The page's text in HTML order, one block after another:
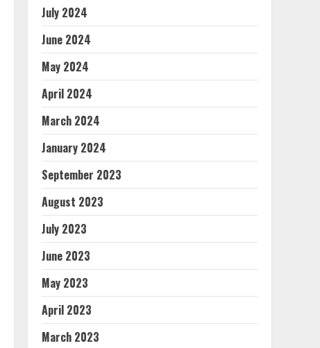
July 2024
June 2024
May 2024
April 2024
March 2024
January 2024
September 2023
August 2023
July 2023
June 2023
May 2023
April 2023
March 2023